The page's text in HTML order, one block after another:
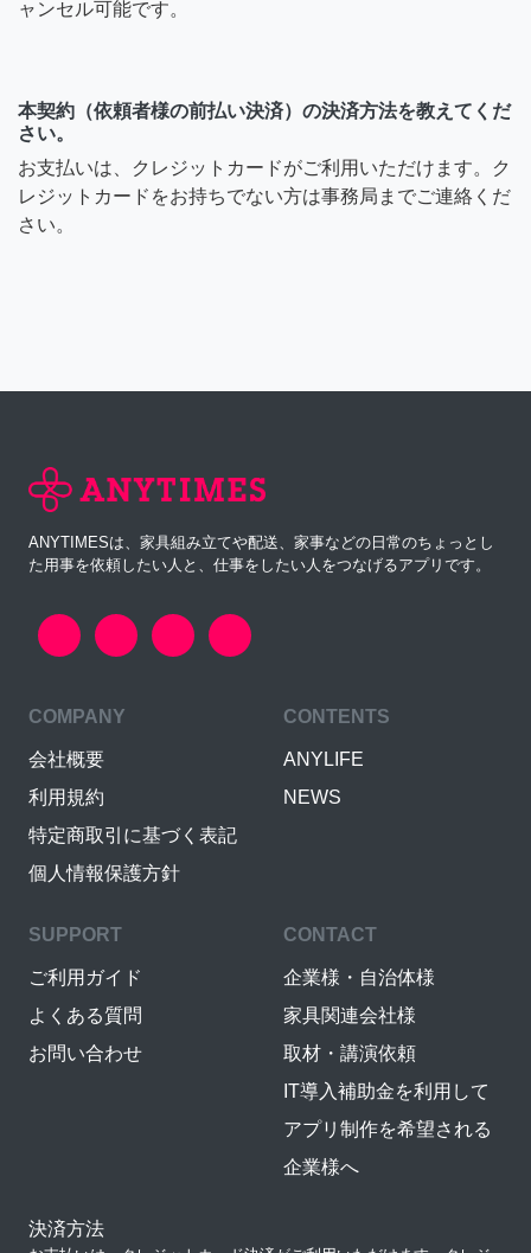
ャンセル可能です。
本契約（依頼者様の前払い決済）の決済方法を教えてくだ
さい。
お支払いは、クレジットカードがご利用いただけます。ク
レジットカードをお持ちでない方は事務局までご連絡くだ
さい。
ANYTIMESは、家具組み立てや配送、家事などの日常のちょっとし
た用事を依頼したい人と、仕事をしたい人をつなげるアプリです。
COMPANY
会社概要
利用規約
特定商取引に基づく表記
個人情報保護方針
CONTENTS
ANYLIFE
NEWS
SUPPORT
ご利用ガイド
よくある質問
お問い合わせ
CONTACT
企業様・自治体様
家具関連会社様
取材・講演依頼
IT導入補助金を利用して
アプリ制作を希望される
企業様へ
決済方法